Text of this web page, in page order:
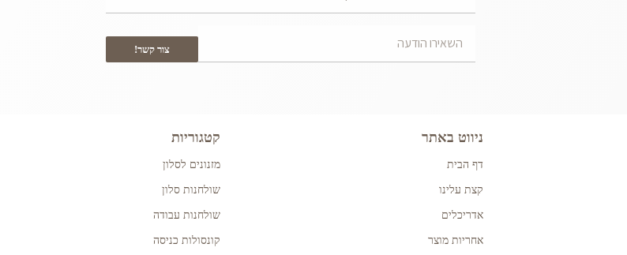
צור קשר!
ניווט באתר
דף הבית
קצת עלינו
אדריכלים
אחריות מוצר
קטגוריות
מזנונים לסלון
שולחנות סלון
שולחנות עבודה
קונסולות כניסה